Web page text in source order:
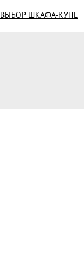
ВЫБОР ШКАФА-КУПЕ